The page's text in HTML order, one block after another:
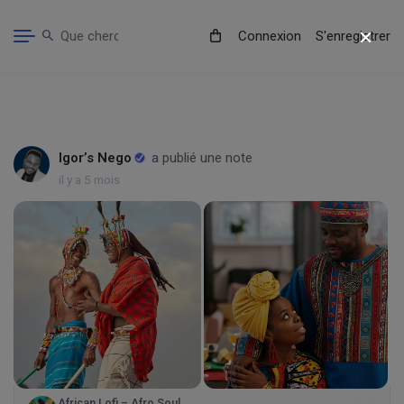
Connexion S'enregistrer
Igor’s Nego a publié une note
il y a 5 mois